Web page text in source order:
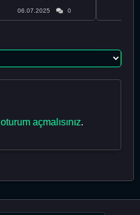
06.07.2025 0
oturum açmalısınız.